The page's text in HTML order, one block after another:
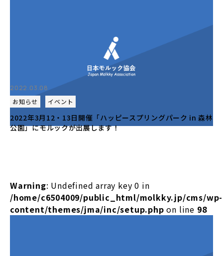
2022.03.08
お知らせ
イベント
2022年3月12・13日開催「ハッピースプリングパーク in 森林
公園」にモルックが出展します！
Warning: Undefined array key 0 in
/home/c6504009/public_html/molkky.jp/cms/wp-
content/themes/jma/inc/setup.php on line 98